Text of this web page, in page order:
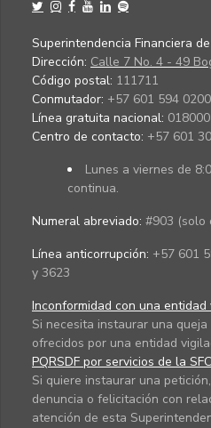
Superintendencia Financiera
Dirección: Calle 7 No. 4 - 49
Código postal: 111711
Conmutador: +57 601 594
Línea gratuita nacional:
Centro de contacto: +57 601
Lunes a viernes de
continua.
Numeral abreviado: #903 (solo
Línea anticorrupción: +57 601
y 3623
Inconformidad con una entidad
Si necesita instaurar una
ofrecidos por una entidad
PQRSDF por servicios de la SFC
Si quiere instaurar una
denuncia o felicitación con
atención de esta